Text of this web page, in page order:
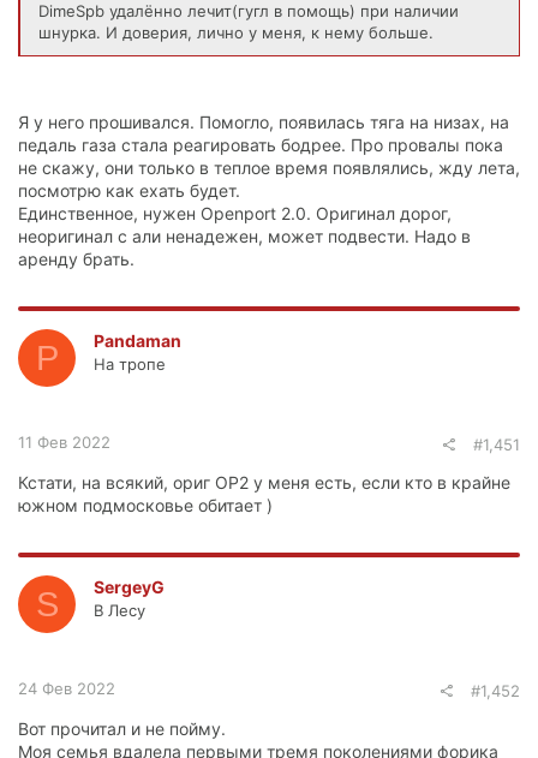
DimeSpb удалённо лечит(гугл в помощь) при наличии
шнурка. И доверия, лично у меня, к нему больше.
Я у него прошивался. Помогло, появилась тяга на низах, на
педаль газа стала реагировать бодрее. Про провалы пока
не скажу, они только в теплое время появлялись, жду лета,
посмотрю как ехать будет.
Единственное, нужен Openport 2.0. Оригинал дорог,
неоригинал с али ненадежен, может подвести. Надо в
аренду брать.
P Pandaman
На тропе
11 Фев 2022 #1,451
Кстати, на всякий, ориг OP2 у меня есть, если кто в крайне
южном подмосковье обитает )
S SergeyG
В Лесу
24 Фев 2022 #1,452
Вот прочитал и не пойму.
Моя семья вдалела первыми тремя поколениями форика